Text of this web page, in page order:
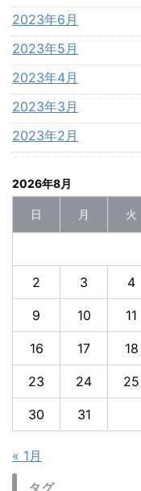
2023年6月
2023年5月
2023年4月
2023年3月
2023年2月
2026年8月
日 月 火
2 3 4
9 10 11
16 17 18
23 24 25
30 31
« 1月